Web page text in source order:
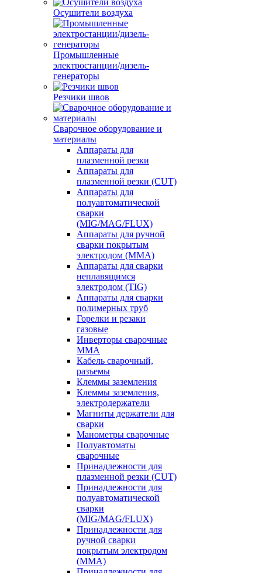
Осушители воздуха
Промышленные
электростанции/дизель-
генераторы
Резчики швов
Сварочное оборудование и
материалы
Аппараты для
плазменной резки
Аппараты для
плазменной резки (CUT)
Аппараты для
полуавтоматической
сварки
(MIG/MAG/FLUX)
Аппараты для ручной
сварки покрытым
электродом (MMA)
Аппараты для сварки
неплавящимся
электродом (TIG)
Аппараты для сварки
полимерных труб
Горелки и резаки
газовые
Инверторы сварочные
ММА
Кабель сварочный,
разъемы
Клеммы заземления
Клеммы заземления,
электродержатели
Магниты держатели для
сварки
Манометры сварочные
Полуавтоматы
сварочные
Принадлежности для
плазменной резки (CUT)
Принадлежности для
полуавтоматической
сварки
(MIG/MAG/FLUX)
Принадлежности для
ручной сварки
покрытым электродом
(MMA)